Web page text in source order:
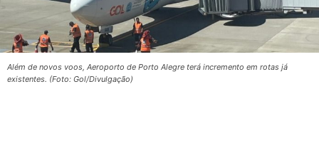
Além de novos voos, Aeroporto de Porto Alegre terá incremento em rotas já
existentes. (Foto: Gol/Divulgação)